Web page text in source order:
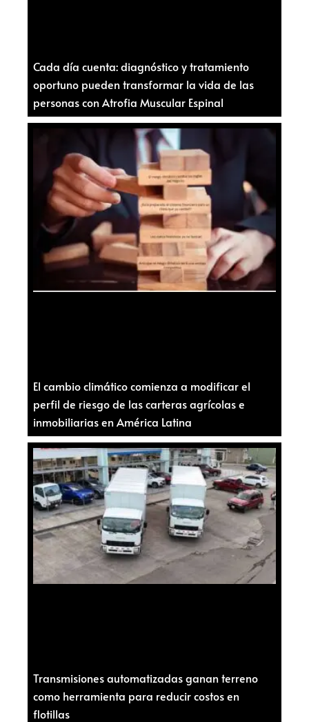
Cada día cuenta: diagnóstico y tratamiento
oportuno pueden transformar la vida de las
personas con Atrofia Muscular Espinal
El cambio climático comienza a modificar el
perfil de riesgo de las carteras agrícolas e
inmobiliarias en América Latina
Transmisiones automatizadas ganan terreno
como herramienta para reducir costos en
flotillas